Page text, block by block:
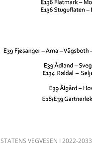
STATENS VEGVESEN I 2022-2033